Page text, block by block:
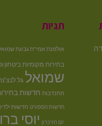
תגיות
אולפנת אמי"ת גבעת
בחירות מקומיותביטחון
שמואל גל
התנדבות חדשות בחירות
חדשות הספורט חדשות
יום הזיכרון יוסי